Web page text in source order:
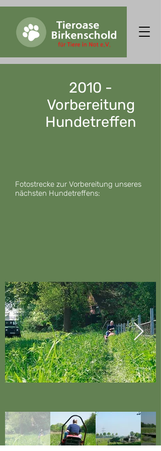
2010 -
Vorbereitung
Hundetreffen
Fotostrecke zur Vorbereitung unseres
nächsten Hundetreffens: